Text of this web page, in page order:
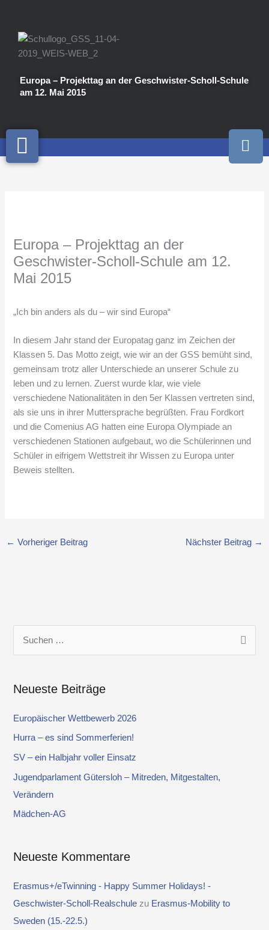
springen
Europa – Projekttag an der Geschwister-Scholl-Schule
am 12. Mai 2015
I
n
s
Europa – Projekttag an der
Geschwister-Scholl-Schule am 12.
Mai 2015
„Ich bin anders als du – wir sind Europa“
In diesem Jahr stand der Europatag ganz im Zeichen der
Klassen 5. Das Motto zeigt, wie wir an der GSS bemüht sind,
gemeinsam trotz aller Unterschiede an unserer Schule zu
leben und zu lernen. Zuerst wurde klar, wie viele
verschiedene Nationalitäten in den 5er Klassen vertreten sind,
als sie uns in ihrer Muttersprache begrüßten. Frau Fordkort
und die Comenius AG hatten eine Europa Olympiade an
verschiedenen Stationen aufgebaut, wo die Schülerinnen und
Schüler in eifrigem Wettstreit ihr Wissen zu Europa unter
Beweis stellten.
← Vorheriger Beitrag Nächster Beitrag →
h
e
c
h
:
Neueste Beiträge
Europäischer Wettbewerb 2026
Hurra – es sind Sommerferien!
SV – ein Halbjahr voller Einsatz
Jugendparlament Gütersloh – Mitreden, Mitgestalten,
Verändern
Mädchen-AG
Neueste Kommentare
Erasmus+/eTwinning - Happy Summer Holidays! -
Geschwister-Scholl-Realschule zu Erasmus-Mobility to
Sweden (15.-22.5.)